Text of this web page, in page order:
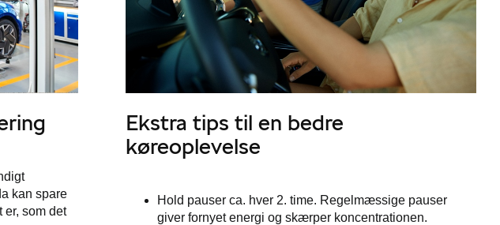
kan spare
er, som det
Ekstra tips til en bedre
køreoplevelse
Hold pauser ca. hver 2. time. Regelmæssige pauser
giver fornyet energi og skærper koncentrationen.